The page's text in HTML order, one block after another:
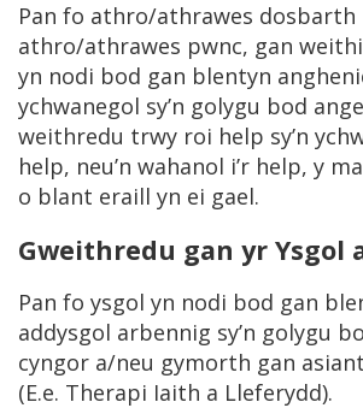
Pan fo athro/athrawes dosbarth
athro/athrawes pwnc, gan
yn nodi bod gan blentyn
ychwanegol sy’n golygu bod
weithredu trwy roi help sy’n
help, neu’n wahanol i’r help, y
o blant eraill yn ei gael.
Gweithredu gan yr Ysgol
Pan fo ysgol yn nodi bod gan
addysgol arbennig sy’n golygu
cyngor a/neu gymorth gan
(E.e. Therapi Iaith a Lleferydd).